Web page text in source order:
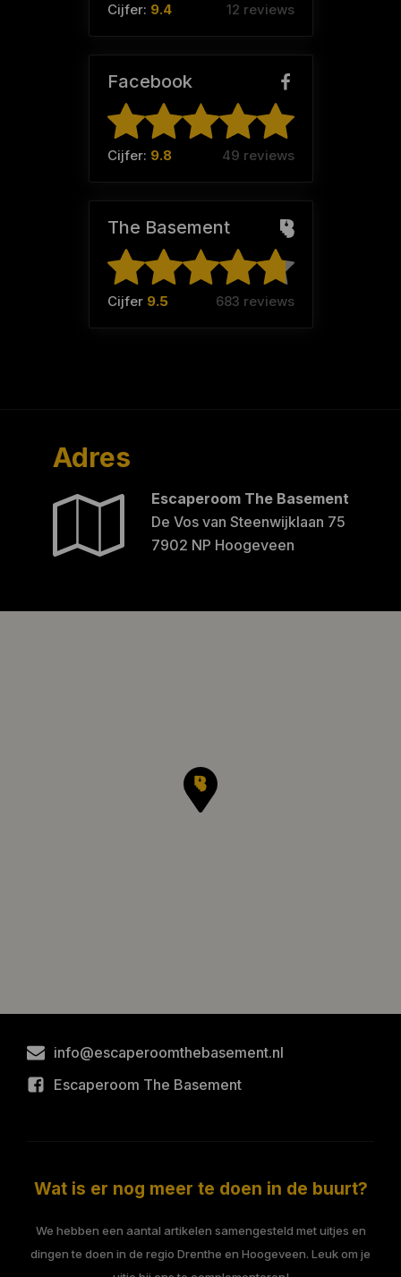
Cijfer: 9.4 12 reviews
Facebook
Cijfer: 9.8 49 reviews
The Basement
Cijfer 9.5 683 reviews
Adres
Escaperoom The Basement
De Vos van Steenwijklaan 75
7902 NP Hoogeveen
info@escaperoomthebasement.nl
Escaperoom The Basement
Wat is er nog meer te doen in de buurt?
We hebben een aantal artikelen samengesteld met uitjes en
dingen te doen in de regio Drenthe en Hoogeveen. Leuk om je